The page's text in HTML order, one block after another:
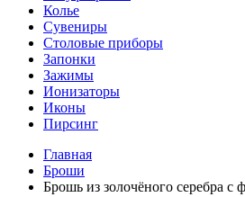
Колье
Сувениры
Столовые приборы
Запонки
Зажимы
Ионизаторы
Иконы
Пирсинг
Главная
Броши
Брошь из золочёного серебра с